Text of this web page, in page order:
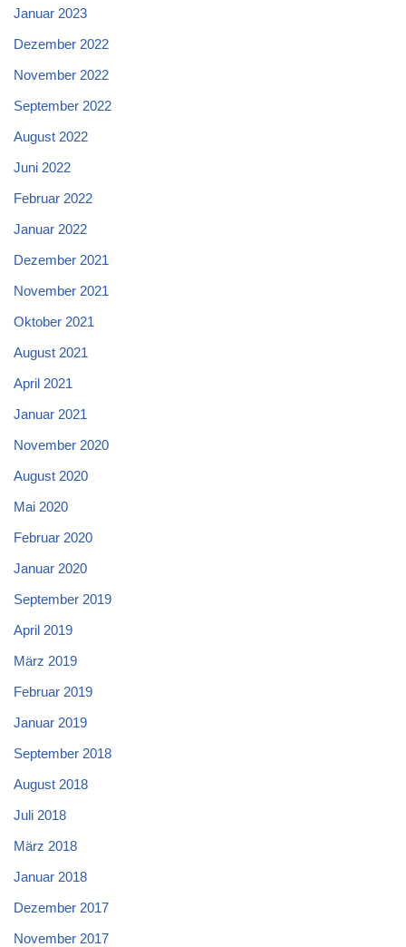
Januar 2023
Dezember 2022
November 2022
September 2022
August 2022
Juni 2022
Februar 2022
Januar 2022
Dezember 2021
November 2021
Oktober 2021
August 2021
April 2021
Januar 2021
November 2020
August 2020
Mai 2020
Februar 2020
Januar 2020
September 2019
April 2019
März 2019
Februar 2019
Januar 2019
September 2018
August 2018
Juli 2018
März 2018
Januar 2018
Dezember 2017
November 2017